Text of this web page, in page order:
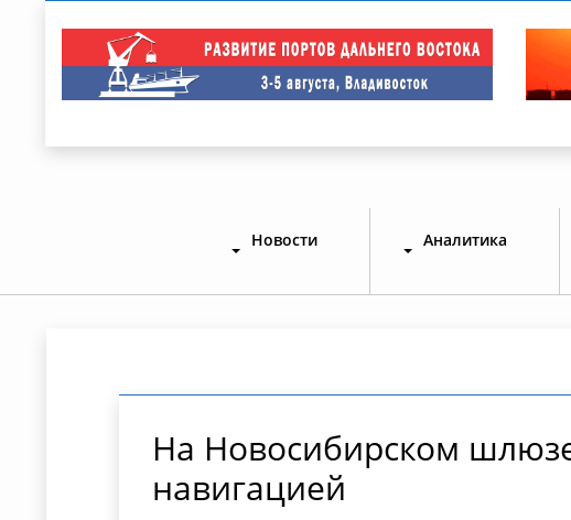
Новости Аналитика
На Новосибирском
навигацией